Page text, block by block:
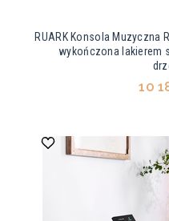
RUARK Konsola Muzyczna
wykończona lakierem
10